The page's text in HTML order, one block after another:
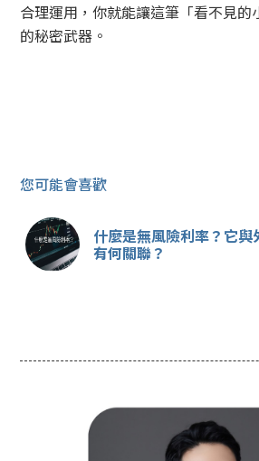
合理運用，你就能讓這筆「看不見的
的秘密武器。
您可能會喜歡
什麼是無風險利率？它與
有何關聯？